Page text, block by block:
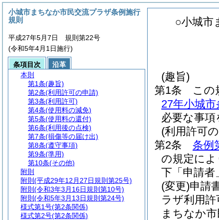
○小城市
(趣旨)
第1条
この
27年小城
必要な事
(利用許可
第2条
条例
の規定に
下「申請
(変更)申請
ラザ利用許
まちなか
小城市まちなか市民交流プラザ条例施行
規則
平成27年5月7日 規則第22号
(令和5年4月1日施行)
条項目次
沿革
本則
第1条(趣旨)
第2条(利用許可の申請)
第3条(利用許可)
第4条(使用料の減免)
第5条(使用料の還付)
第6条(利用後の点検)
第7条(損傷等の届け出)
第8条(遵守事項)
第9条(準用)
第10条(その他)
附則
附則 (平成29年12月27日規則第25号)
附則 (令和3年3月16日規則第10号)
附則 (令和5年3月13日規則第24号)
様式第1号(第2条関係)
様式第2号(第2条関係)